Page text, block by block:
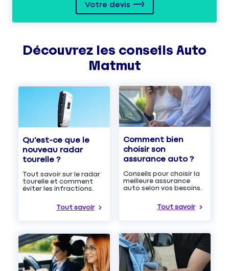
Votre devis
Découvrez les conseils Auto
Matmut
Qu'est-ce que le
nouveau radar
tourelle ?
Tout savoir sur le radar
tourelle et comment
éviter les infractions.
Tout savoir
Comment bien
choisir son
assurance auto ?
Conseils pour choisir la
meilleure assurance
auto selon vos besoins.
Tout savoir